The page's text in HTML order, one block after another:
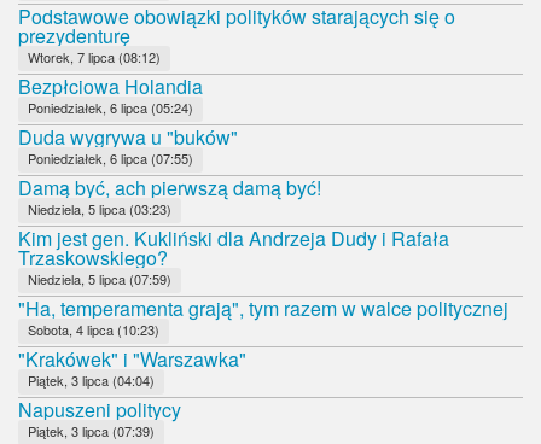
Podstawowe obowiązki polityków starających się o
prezydenturę
Wtorek, 7 lipca (08:12)
Bezpłciowa Holandia
Poniedziałek, 6 lipca (05:24)
Duda wygrywa u "buków"
Poniedziałek, 6 lipca (07:55)
Damą być, ach pierwszą damą być!
Niedziela, 5 lipca (03:23)
Kim jest gen. Kukliński dla Andrzeja Dudy i Rafała
Trzaskowskiego?
Niedziela, 5 lipca (07:59)
"Ha, temperamenta grają", tym razem w walce politycznej
Sobota, 4 lipca (10:23)
"Krakówek" i "Warszawka"
Piątek, 3 lipca (04:04)
Napuszeni politycy
Piątek, 3 lipca (07:39)